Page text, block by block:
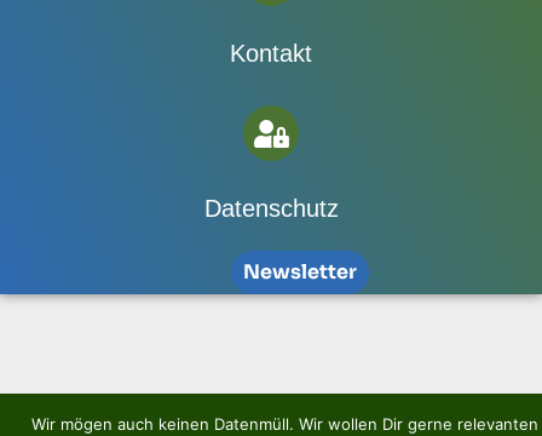
Kontakt
Datenschutz
Newsletter
Wir mögen auch keinen Datenmüll. Wir wollen Dir gerne relevanten